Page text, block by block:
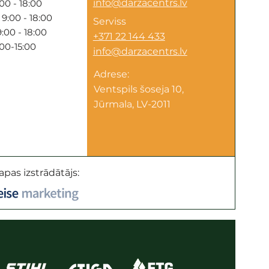
- 18:00
- 18:00
- 18:00
15:00
info@darzacentrs.lv
Serviss
+371 22 144 433
info@darzacentrs.lv
Adrese:
Ventspils šoseja 10,
Jūrmala, LV-2011
izstrādātājs: